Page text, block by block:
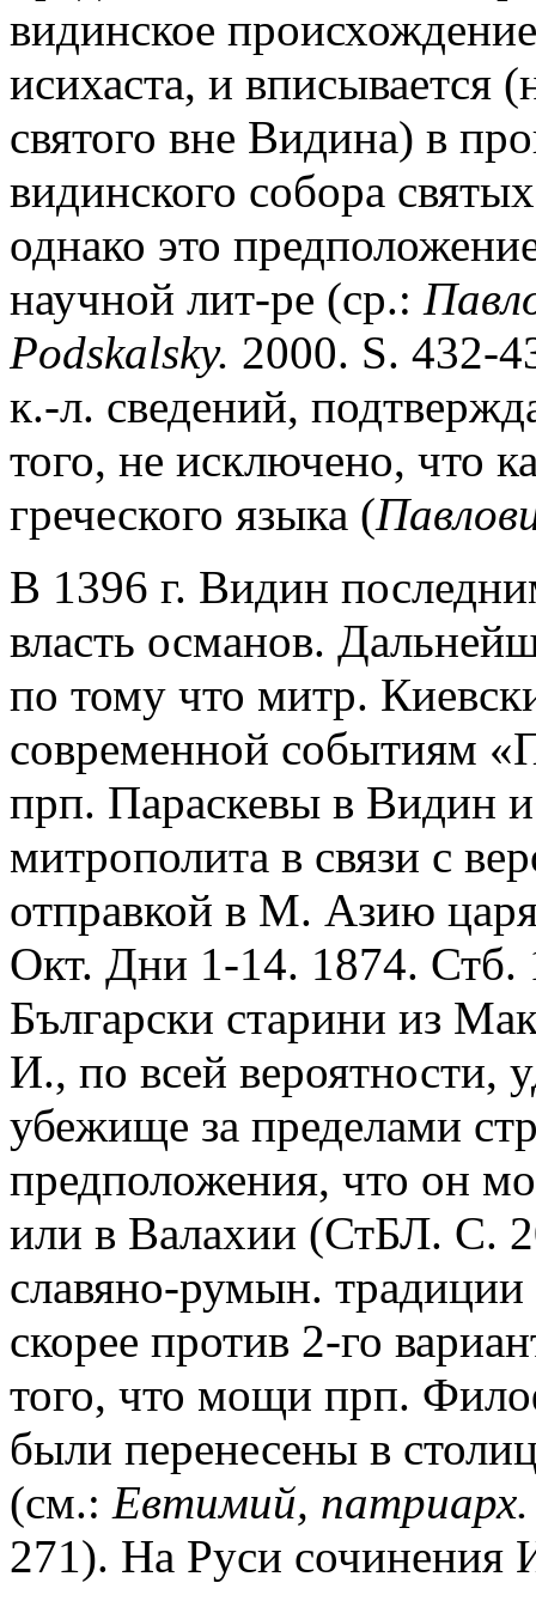
видинское
исихаста, и вписывается
святого вне Видина) в
видинского собора
однако это
научной лит-ре (ср.:
Podskalsky. 2000. S. 432-
к.-л. сведений,
того, не исключено, что
греческого языка (
В 1396 г. Видин
власть османов.
по тому что митр.
современной событиям
прп. Параскевы в Видин
митрополита в связи с
отправкой в М. Азию
Окт. Дни 1-14. 1874.
Български старини из
И., по всей вероятности,
убежище за пределами
предположения, что он
или в Валахии (СтБЛ. С.
славяно-румын. традиции
скорее против 2-го
того, что мощи прп.
были перенесены в
(см.: Евтимий, патриарх.
271). На Руси сочинения